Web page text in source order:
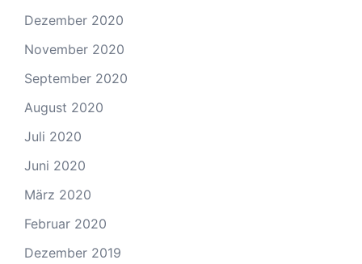
Dezember 2020
November 2020
September 2020
August 2020
Juli 2020
Juni 2020
März 2020
Februar 2020
Dezember 2019